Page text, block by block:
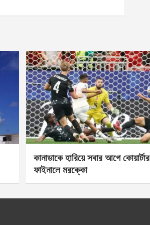
কানাডাকে হারিয়ে সবার আগে কোয়ার্টার
ফাইনালে মরক্কো